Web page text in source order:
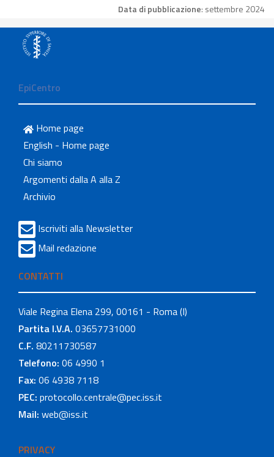
Data di pubblicazione: settembre 2024
EpiCentro
Home page
English - Home page
Chi siamo
Argomenti dalla A alla Z
Archivio
Iscriviti alla Newsletter
Mail redazione
CONTATTI
Viale Regina Elena 299, 00161 - Roma (I)
Partita I.V.A. 03657731000
C.F. 80211730587
Telefono: 06 4990 1
Fax: 06 4938 7118
PEC: protocollo.centrale@pec.iss.it
Mail: web@iss.it
PRIVACY